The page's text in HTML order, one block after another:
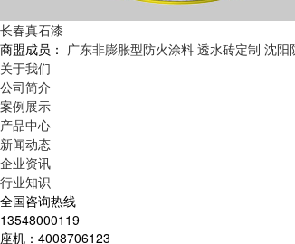
长春真石漆
商盟成员： 广东非膨胀型防火涂料 透水砖定制 沈阳
关于我们
公司简介
案例展示
产品中心
新闻动态
企业资讯
行业知识
全国咨询热线
13548000119
座机：4008706123